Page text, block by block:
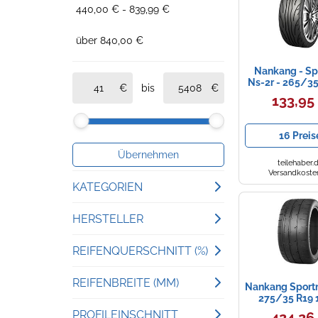
440,00 € - 839,99 €
über 840,00 €
bis
Übernehmen
KATEGORIEN
Sommerreifen
Motorradreifen
Runderneuerte Reifen
Offroadreifen
HERSTELLER
NanKang
Toyo
Yokohama
REIFENQUERSCHNITT (%)
35
40
REIFENBREITE (MM)
245
PROFILEINSCHNITT
Nankang -
Ns-2r - 265/
97y Xl
16
Nankang
275/35 R19